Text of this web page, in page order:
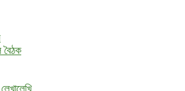
বৈঠক